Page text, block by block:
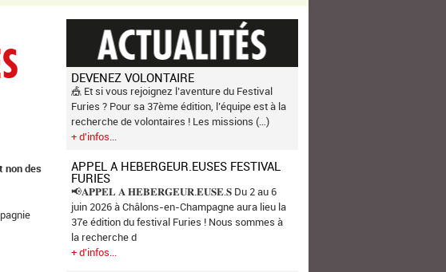
non des
DEVENEZ VOLONTAIRE
🎪 Et si vous rejoignez l’aventure du Festival
Furies ? Pour sa 37ème édition, l’équipe est à la
recherche de volontaires ! Les missions (…)
+ d'infos...
APPEL A HEBERGEUR.EUSES FESTIVAL
FURIES
📢𝐀𝐏𝐏𝐄𝐋 𝐀 𝐇𝐄𝐁𝐄𝐑𝐆𝐄𝐔𝐑.𝐄𝐔𝐒𝐄.𝐒 Du 2 au 6
juin 2026 à Châlons-en-Champagne aura lieu la
37e édition du festival Furies ! Nous sommes à
la recherche d
+ d'infos...